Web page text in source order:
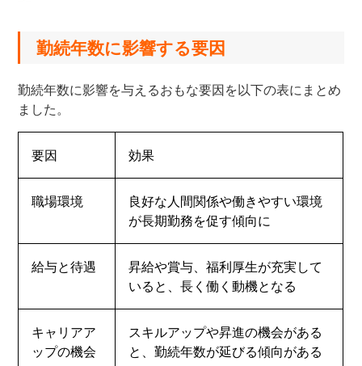
勤続年数に影響する要因
勤続年数に影響を与えるおもな要因を以下の表にまとめ
ました。
要因 効果
職場環境
良好な人間関係や働きやすい環境
が長期勤務を促す傾向に
給与と待遇
昇給や賞与、福利厚生が充実して
いると、長く働く動機となる
キャリアア
ップの機会
スキルアップや昇進の機会がある
と、勤続年数が延びる傾向がある